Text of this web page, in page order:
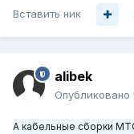
Вставить ник
alibek
Опубликовано
А кабельные сборки